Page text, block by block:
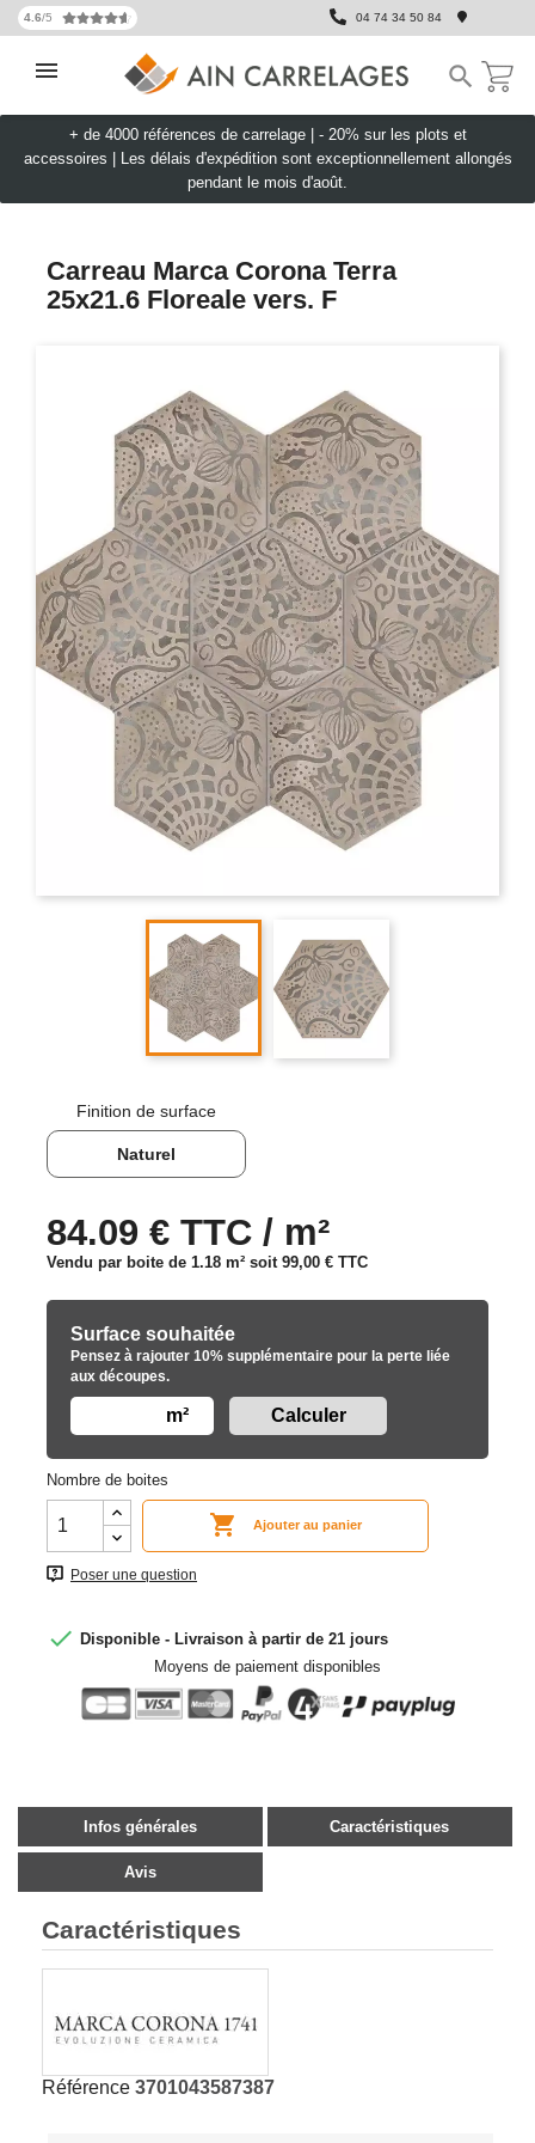
4.6/5 04 74 34 50 84

+ de 4000 références de carrelage | - 20% sur les plots et
accessoires
Les délais d'expédition sont exceptionnellement allongés
pendant le mois d'août.
Carreau Marca Corona Terra
25x21.6 Floreale vers. F
Finition de surface
Naturel
84.09 € TTC / m²
Vendu par boite de 1.18 m² soit 99,00 € TTC
Surface souhaitée
Pensez à rajouter 10% supplémentaire pour la perte liée
aux découpes.
m²
Nombre de boites
 Ajouter au panier
Poser une question
 Disponible - Livraison à partir de 21 jours
Moyens de paiement disponibles
Infos générales Caractéristiques
Avis
Caractéristiques
Référence 3701043587387